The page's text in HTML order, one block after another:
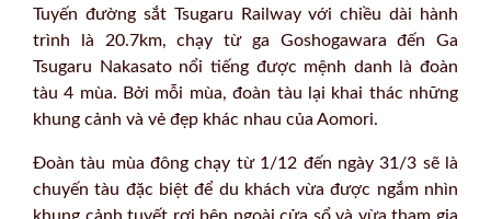
Tuyến đường sắt Tsugaru Railway với chiều dài hành
trình là 20.7km, chạy từ ga Goshogawara đến Ga
Tsugaru Nakasato nổi tiếng được mệnh danh là đoàn
tàu 4 mùa. Bởi mỗi mùa, đoàn tàu lại khai thác những
khung cảnh và vẻ đẹp khác nhau của Aomori.
Đoàn tàu mùa đông chạy từ 1/12 đến ngày 31/3 sẽ là
chuyến tàu đặc biệt để du khách vừa được ngắm nhìn